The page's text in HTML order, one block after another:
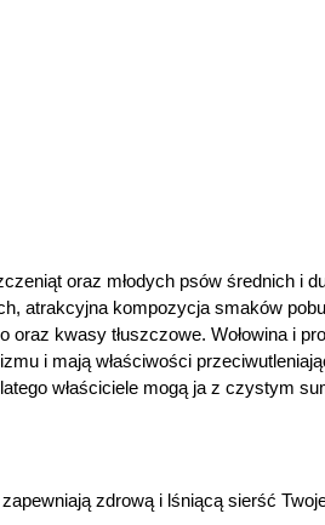
oraz młodych psów średnich i
atrakcyjna kompozycja smaków
oraz kwasy tłuszczowe. Wołowina i
i mają właściwości
właściciele mogą ja z czystym
zdrową i lśniącą sierść